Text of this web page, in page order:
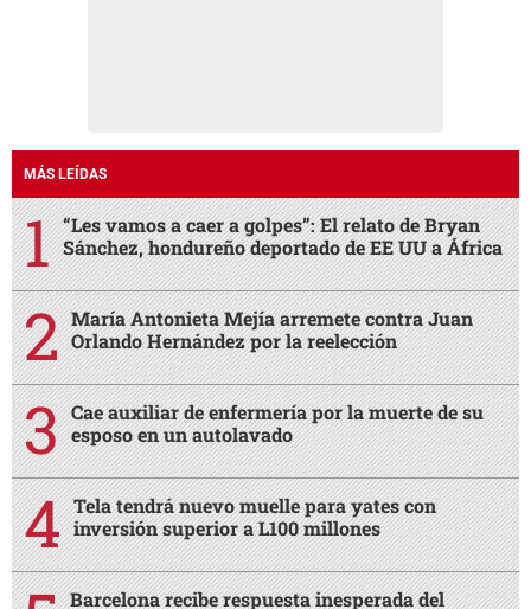
MÁS LEÍDAS
“Les vamos a caer a golpes”: El relato de Bryan
Sánchez, hondureño deportado de EE UU a África
María Antonieta Mejía arremete contra Juan
Orlando Hernández por la reelección
Cae auxiliar de enfermería por la muerte de su
esposo en un autolavado
Tela tendrá nuevo muelle para yates con
inversión superior a L100 millones
Barcelona recibe respuesta inesperada del